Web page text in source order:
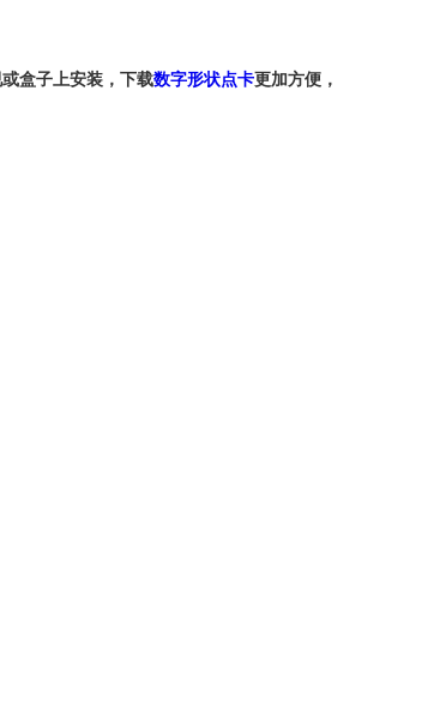
盒子上安装，下载数字形状点卡更加方便，